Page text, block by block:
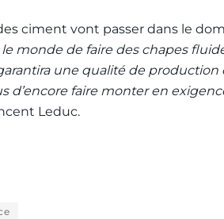
ciment vont passer dans le
monde de faire des chapes
une qualité de production
faire monter en
Leduc.